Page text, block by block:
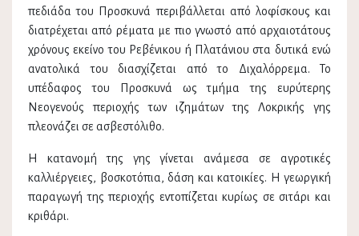
πεδιάδα του Προσκυνά περιβάλλεται από λοφίσκους και
διατρέχεται από ρέματα με πιο γνωστό από αρχαιοτάτους
χρόνους εκείνο του Ρεβένικου ή Πλατάνιου στα δυτικά ενώ
ανατολικά του διασχίζεται από το Διχαλόρρεμα. Το
υπέδαφος του Προσκυνά ως τμήμα της ευρύτερης
Νεογενούς περιοχής των ιζημάτων της Λοκρικής γης
πλεονάζει σε ασβεστόλιθο.
Η κατανομή της γης γίνεται ανάμεσα σε αγροτικές
καλλιέργειες, βοσκοτόπια, δάση και κατοικίες. Η γεωργική
παραγωγή της περιοχής εντοπίζεται κυρίως σε σιτάρι και
κριθάρι.